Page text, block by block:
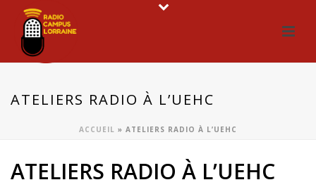
ATELIERS RADIO À L’UEHC
ACCUEIL » ATELIERS RADIO À L’UEHC
ATELIERS RADIO À L’UEHC